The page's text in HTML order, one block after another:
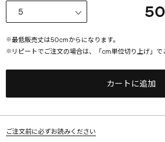
50
※最低販売丈は50cmからになります。
※ リピートでご注文の場合は、「cm単位切り上げ」で
カートに追加
ご注文前に必ずお読みください